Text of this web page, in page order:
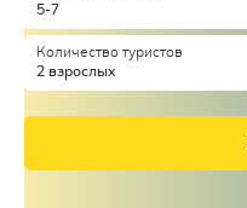
5-7
Количество туристов
2 взрослых